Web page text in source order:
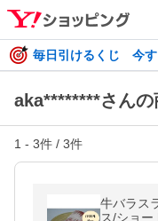
毎日引けるくじ 今す
aka********さんの
1 - 3件 / 3件
牛バラス
ス/ショー